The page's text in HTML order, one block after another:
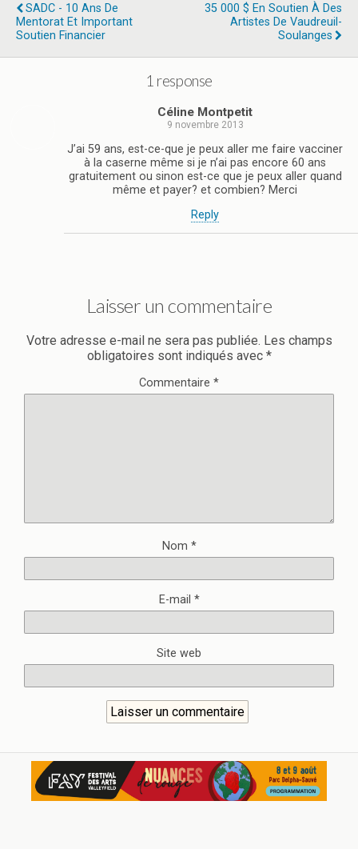
SADC - 10 Ans De
Mentorat Et Important
Soutien Financier
35 000 $ En Soutien À Des
Artistes De Vaudreuil-
Soulanges
1 response
Céline Montpetit
9 novembre 2013
J’ai 59 ans, est-ce-que je peux aller me faire vacciner
à la caserne même si je n’ai pas encore 60 ans
gratuitement ou sinon est-ce que je peux aller quand
même et payer? et combien? Merci
Reply
Laisser un commentaire
Votre adresse e-mail ne sera pas publiée. Les champs
obligatoires sont indiqués avec *
Commentaire *
Nom *
E-mail *
Site web